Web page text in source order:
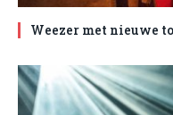
Weezer met nieuwe